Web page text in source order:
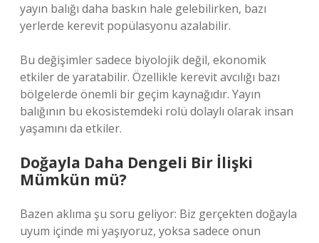
yayın balığı daha baskın hale gelebilirken, bazı
yerlerde kerevit popülasyonu azalabilir.
Bu değişimler sadece biyolojik değil, ekonomik
etkiler de yaratabilir. Özellikle kerevit avcılığı bazı
bölgelerde önemli bir geçim kaynağıdır. Yayın
balığının bu ekosistemdeki rolü dolaylı olarak insan
yaşamını da etkiler.
Doğayla Daha Dengeli Bir İlişki
Mümkün mü?
Bazen aklıma şu soru geliyor: Biz gerçekten doğayla
uyum içinde mi yaşıyoruz, yoksa sadece onun